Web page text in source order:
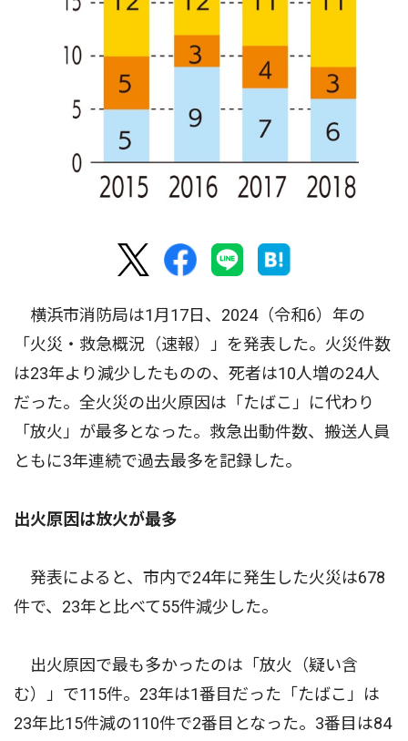
横浜市消防局は1月17日、2024（令和6）年の
「火災・救急概況（速報）」を発表した。火災件数
は23年より減少したものの、死者は10人増の24人
だった。全火災の出火原因は「たばこ」に代わり
「放火」が最多となった。救急出動件数、搬送人員
ともに3年連続で過去最多を記録した。
出火原因は放火が最多
発表によると、市内で24年に発生した火災は678
件で、23年と比べて55件減少した。
出火原因で最も多かったのは「放火（疑い含
む）」で115件。23年は1番目だった「たばこ」は
23年比15件減の110件で2番目となった。3番目は84